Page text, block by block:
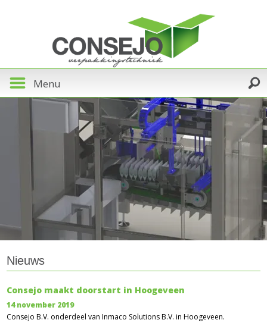
Menu
Nieuws
Consejo maakt doorstart in Hoogeveen
14 november 2019
Consejo B.V. onderdeel van Inmaco Solutions B.V. in Hoogeveen.